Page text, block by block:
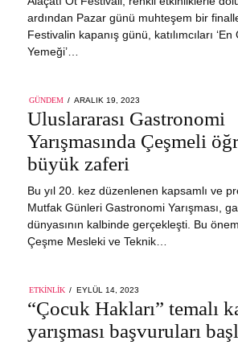
ardından Pazar günü muhteşem bir
Festivalin kapanış günü, katılımcıları
Yemeği’…
GÜNDEM
POSTED
ARALIK 19, 2023
Uluslararası Gastronomi
Yarışmasında Çeşmeli
büyük zaferi
Bu yıl 20. kez düzenlenen kapsamlı ve
Mutfak Günleri Gastronomi Yarışması,
dünyasının kalbinde gerçekleşti. Bu
Çeşme Mesleki ve Teknik…
ETKINLIK
POSTED
ON
EYLÜL 14, 2023
“Çocuk Hakları” temalı
yarışması başvuruları